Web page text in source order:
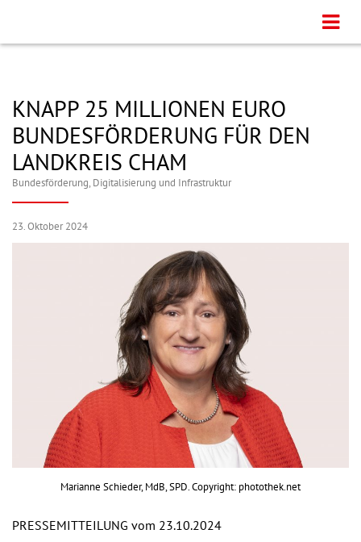
KNAPP 25 MILLIONEN EURO
BUNDESFÖRDERUNG FÜR DEN
LANDKREIS CHAM
Bundesförderung, Digitalisierung und Infrastruktur
23. Oktober 2024
Marianne Schieder, MdB, SPD. Copyright: photothek.net
PRESSEMITTEILUNG vom 23.10.2024